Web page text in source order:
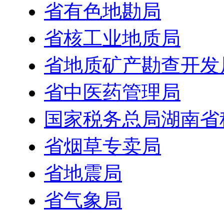
省有色地勘局
省核工业地质局
省地质矿产勘查开发
省中医药管理局
国家税务总局湖南
省烟草专卖局
省地震局
省气象局